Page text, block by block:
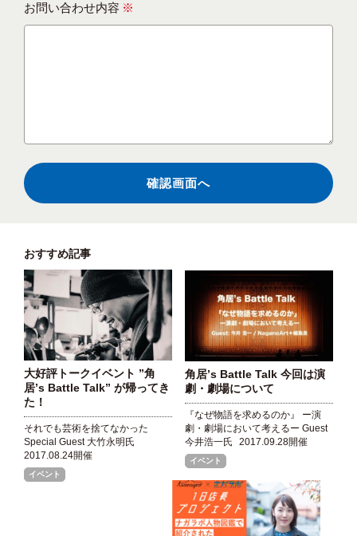
お問い合わせ内容 ※
おすすめ記事
大好評トークイベント ”角
居’s Battle Talk” が帰ってき
た！
それでも芸術を捨てなかった
Special Guest 大竹永明氏
2017.08.24開催
イベント
角居’s Battle Talk 今回は演
劇・劇場について
『なぜ物語を求めるのか』 ー演
劇・劇場において考えるー Guest
今井浩一氏
2017.09.28開催
イベント